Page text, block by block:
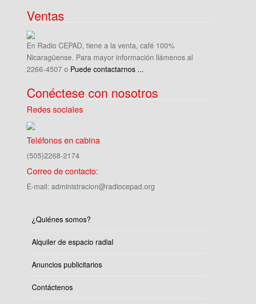
Ventas
En Radio CEPAD, tiene a la venta, café 100%
Nicaragüense. Para mayor información llámenos al
2266-4507 o Puede contactarnos ...
Conéctese con nosotros
Redes sociales
Teléfonos en cabina
(505)2268-2174
Correo de contacto:
E-mail: administracion@radiocepad.org
¿Quiénes somos?
Alquiler de espacio radial
Anuncios publicitarios
Contáctenos